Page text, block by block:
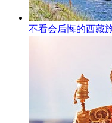
不看会后悔的西藏